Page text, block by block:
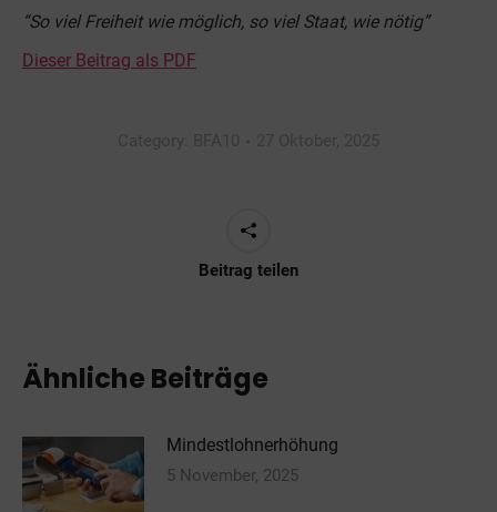
“So viel Freiheit wie möglich, so viel Staat, wie nötig”
Dieser Beitrag als PDF
Beitrag teilen
Ähnliche Beiträge
Mindestlohnerhöhung
5 November, 2025